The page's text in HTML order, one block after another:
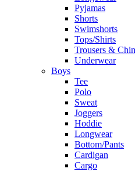
Pyjamas
Shorts
Swimshorts
Tops/Shirts
Trousers &
Underwear
Boys
Tee
Polo
Sweat
Joggers
Hoddie
Longwear
Bottom/Pants
Cardigan
Cargo